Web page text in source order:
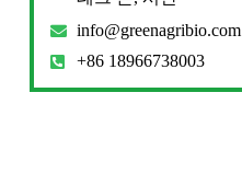
info@greenagribio.com
+86 18966738003